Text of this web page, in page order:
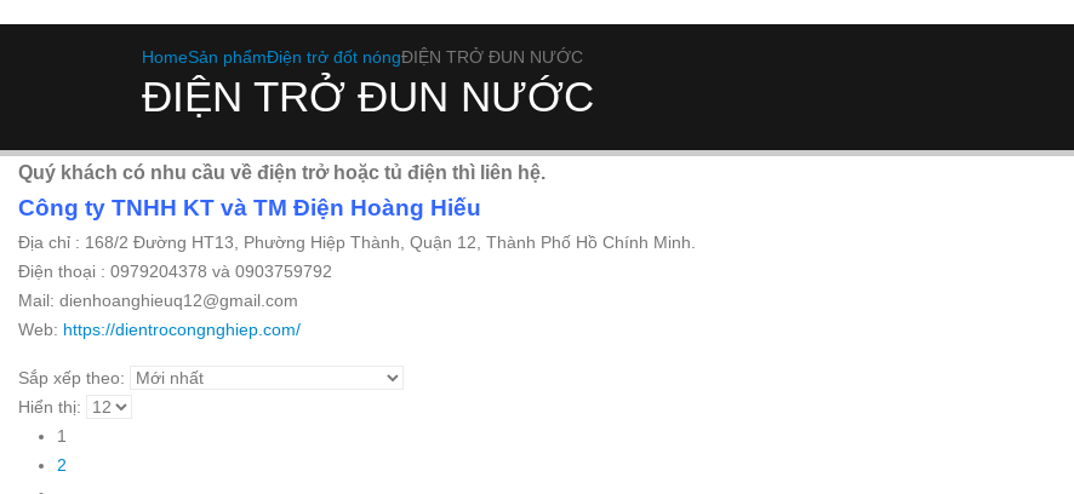
HomeSản phẩmĐiện trở đốt nóngĐIỆN TRỞ ĐUN NƯỚC
ĐIỆN TRỞ ĐUN NƯỚC
Quý khách có nhu cầu về điện trở hoặc tủ điện thì liên hệ.
Công ty TNHH KT và TM Điện Hoàng Hiếu
Địa chỉ : 168/2 Đường HT13, Phường Hiệp Thành, Quận 12, Thành Phố Hồ Chính Minh.
Điện thoại : 0979204378 và 0903759792
Mail: dienhoanghieuq12@gmail.com
Web: https://dientrocongnghiep.com/
Sắp xếp theo:
Hiển thị:
1
2